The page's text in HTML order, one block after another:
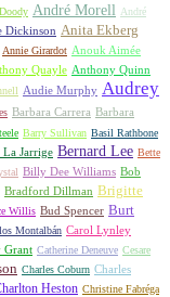
André Morell
André
Dickinson Anita Ekberg
Annie Girardot Anouk Aimée
Quayle Anthony Quinn
Audie Murphy Audrey
Barbara Carrera Barbara
Barry Sullivan Basil Rathbone
La Jarrige Bernard Lee Bette
Billy Dee Williams Bob
Bradford Dillman Brigitte
Willis Bud Spencer Burt
Montalbán Carol Lynley
Grant Catherine Deneuve Cesare
Charles Coburn Charles
Heston Christine Fabréga